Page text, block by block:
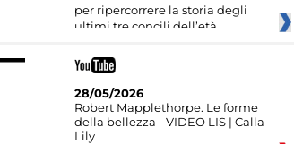
per ripercorrere la storia degli
ultimi tre concili dell’età
28/05/2026
Robert Mapplethorpe. Le forme
della bellezza - VIDEO LIS | Calla
Lily